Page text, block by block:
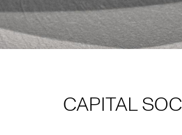
CAPITAL